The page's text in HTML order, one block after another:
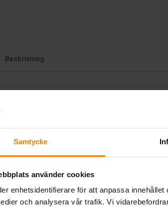
Samtycke
använder cookies
enhetsidentifierare för att anpassa
och analysera vår trafik. Vi
Beskrivning
GEL 12V 25Ah ES290